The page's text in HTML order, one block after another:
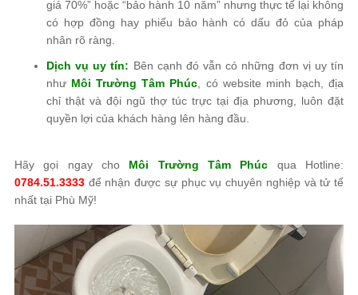
giá 70%” hoặc “bảo hành 10 năm” nhưng thực tế lại không
có hợp đồng hay phiếu bảo hành có dấu đỏ của pháp
nhân rõ ràng.
Dịch vụ uy tín: Bên cạnh đó vẫn có những đơn vị uy tín
như Môi Trường Tâm Phúc , có website minh bạch, địa
chỉ thật và đội ngũ thợ túc trực tại địa phương, luôn đặt
quyền lợi của khách hàng lên hàng đầu.
Hãy gọi ngay cho Môi Trường Tâm Phúc qua Hotline:
0784.51.3333 để nhận được sự phục vụ chuyên nghiệp và tử tế
nhất tại Phù Mỹ!